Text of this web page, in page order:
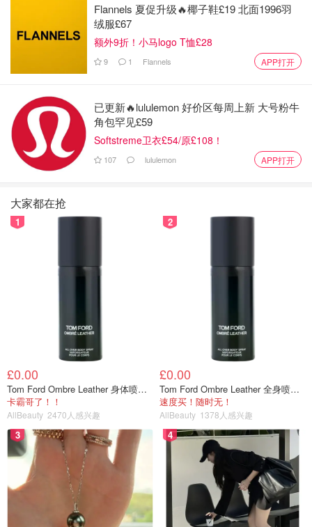
现代高中校园文。
的少年因为各自的原因伪装成年级学渣互相救赎的故事。有
两个少年的友爱，同学间的互助，班级的荣誉等。是一部看
Flannels 夏促升级🔥椰子鞋£19 北面1996羽
绒服£67
额外9折！小马logo T恤£28
9 1 Flannels APP打开
已更新🔥lululemon 好价区每周上新 大号粉牛
角包罕见£59
Softstreme卫衣£54/原£108！
107 lululemon APP打开
大家都在抢
1
£0.00
Tom Ford Ombre Leather 身体喷雾 150ml
卡霸哥了！！
AllBeauty 2470人感兴趣
2
£0.00
Tom Ford Ombre Leather 全身喷雾 150ml
速度买！随时无！
AllBeauty 1378人感兴趣
3 4